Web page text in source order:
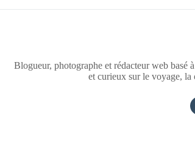
Blogueur, photographe et rédacteur web basé
et curieux sur le voyage,